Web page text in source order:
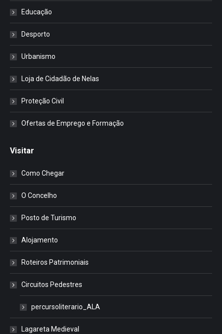
Educação
Desporto
Urbanismo
Loja de Cidadão de Nelas
Proteção Civil
Ofertas de Emprego e Formação
Visitar
Como Chegar
O Concelho
Posto de Turismo
Alojamento
Roteiros Patrimoniais
Circuitos Pedestres
percursoliterario_ALA
Lagareta Medieval